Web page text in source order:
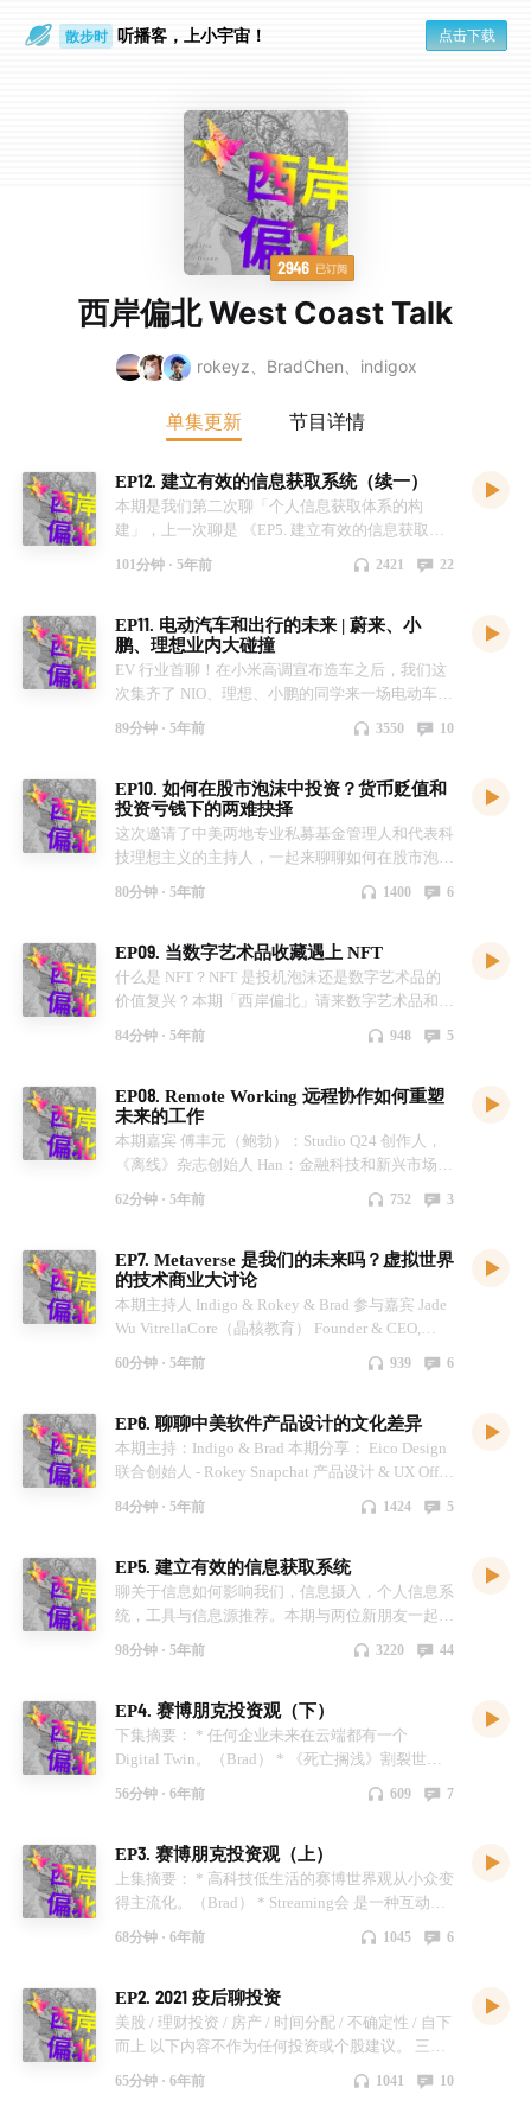
散步时 听播客，上小宇宙！ 点击下载
2946 已订阅
西岸偏北 West Coast Talk
rokeyz、BradChen、indigox
单集更新 节目详情
EP12. 建立有效的信息获取系统（续一）
本期是我们第二次聊「个人信息获取体系的构
建」，上一次聊是 《EP5. 建立有效的信息获取系
主持人： Indigo & Rokey & Brad 本期嘉宾（排名
队Futureform 创始人，关注AI， 工具产品及创新
文化。 https://www.futureform.co/
https://twitter.com/Liu_Mengxi * Conan：参与和投
资过多个创业公司的技术从业者，喜欢琢磨产品和
读书。 https://twitter.com/ConanChou） 也是“透明
盒子计划”（https://twitter.com/ReadThinkShare）
的信息获取方式，信息消化流程。 00:24:25 信息
判定的四个角度。 00:37:47 内容过载，需要发现
对自己重要的命题。 00:40:44 人类的Attention
Span & Brain Drain。 00:49:04 Literatures notes,
Permanent notes, Evergreen Notes。 01:05:20 现实
要： @Conan * 需要决策的不自动化 * Brain
Attation Span 脑力流失假说：人类大部分时间都是
信息过载的，所以进化出来一种对信息排优的能
力，长期优先级信息会优先级更高 * Analog记录
notes自己的思想 Digital * 把书去光环化，把看书
当成看博客，碎片时间，不用看完 @Andy * 做减
法，比如Twitter List * 好的文章打印出来，屏幕信
息不容易专注 @Brad * 信息质量>相关性>时效性 *
留出足够的时间给最重要的主题 * 发现内容的节
明白一点 * 信息获取太功利了，容易痴迷于抽象
@Indigo * 信息判定的四个角度：来源，目的，价
值，限制 @Rokey Zhang * 分析信息属性：观点，
事实 * 明确信息主题：收集信息的目的性
101分钟 · 5年前 2421 22
EP11. 电动汽车和出行的未来 | 蔚来、小
鹏、理想业内大碰撞
EV 行业首聊！在小米高调宣布造车之后，我们这
次集齐了 NIO、理想、小鹏的同学来一场电动车和
于欣烈：蔚来商业研究业务负责人，前理想，前特
监，前宝马i系列市场。 * Rocky Liu：小鹏汽车互
联网中心副总经理。 主持人： Indigo & Rokey &
Brad 现场交流记录：（在部分播客App中可以点击
直接跳转到对应时间点） * 00:00:00 嘉宾介绍 *
00:11:06 小米的进入，是不是意味着电动汽车进
入类似电脑、安卓手机的组装时代了？ * 00:18:40
义汽车，Tesla 机器人超级工厂，架构是否会出现
最优解？ * 00:23:59 自动驾驶、应用场景和未来
交通系统 * 00:56:31 面向AI和人协同的系统设计 *
01:02:39 电动车和燃油车在安全性方面的比较 *
01:13:16 未来在汽车领域的操作系统和硬件之间
嘉宾推荐书籍： * 1. 于欣烈： 《像火箭科学家一
样思考》（Think Like a Rocket Scientist） * 2.
Simon： 推荐一本书，我最近天天看。冈岛二人
《克莱因壶》，是一部科幻小说。 * 3. 李根：《自
动时代：无人驾驶重塑世界》（Autonomy），讲
融。《与机器人共舞》也不错，普利策得主约翰·
马尔科夫写的，他是第一个报道自动驾驶的记者
听众参与观点精选（未录音）： Sean： * 自动驾
驶要考虑到各国的政策原因 Alice： * 卡车司机是
一个庞大的群体，但目前还有人力缺口，自动驾驶
测绘资质的公司地图测绘，导致Tesla的自动驾驶
能力受限 Jade： * 用户安全性角度，感应器是否
需要更多冗余？ * Rocky Liu：很长时间内都需要
大量的冗余，同时需要更多的算力 * 电车里程焦虑
成本/密度/安全性的平衡，可能会停在700-800公
里一段时间。环境市场决定解决方案，理想/小鹏/
蔚来各自有自己的解决方案 * Simon：目前液态电
池能量密度已经基本达到瓶颈，固态电池无法低价
型私营企业？ * Xinlie：Tesla已经开始做这种模
式，Boring Company * Laura：PPP模式政府与大
企业合营，京港地铁（四号线特许经营项目）就是
港铁和北京市政府合营的例子，自动驾驶下每一个
人都是乘客 Zane: * 从最早中国积极引入Tesla，
国市场做到，5-10年后Tesla还会是中国的老大
吗？ * Simon：国内的理想/小鹏是现有了自己的供
应链，和Tesla没有关系。一年乘用车中国2000万
台，电动车目前还只占中国年销量的2%，市场还
远远没有开始 * Avin：中国的产业链早已非常成
活了非常多的供应链，也可能是Tesla的一个路
径。 Avin： * 换电影响车的结构设计，快充技术
也在快速进步，电网负载 Xinlie： * 蔚来可充可换
场，不同的技术路线都可以被接纳。原来蔚来第一
89分钟 · 5年前 3550 10
EP10. 如何在股市泡沫中投资？货币贬值和
投资亏钱下的两难抉择
这次邀请了中美两地专业私募基金管理人和代表科
技理想主义的主持人，一起来聊聊如何在股市泡沫
期嘉宾： * 李振：国内私募基金经理 从业15年 投
交易和五年硅谷风险投资经验，现驻硅谷从事职业
美股交易和初创企业投资 主持人： Brad & Indigo
& Rokey 现场交流记录： * 00:04:40 最难的市场
（Li Zhen) * 00:09:15 只要形成一个自己的交易系
（Liang） * 00:11:18 金融投资实际上可能也快要
过时了....接下来会有很多像现在这种 social
trading。（Li Zhen) * 00:19:28 2020年非常特殊，
2021年的下跌属于比较正常回调动作。（Liang）
* 00:22:40 市场出现了巨大的分歧，其实是引发这
次 correction 的原因（Li Zhen) * 00:30:48 科技股
后 2017 年就是一个单边的牛市，所有的成长股都
成长起来了。（Liang） * 00:32:28 从更长期来
看，比如1981-1998年，以及2001-2009年，纳斯
达克综合指数和S&P 500，这两个指数的成长性基
本是一样的。2010年开始的科技股增长分叉会被
去界定。广播公司曾经是很有影响力的，价值股和
科技股是相互转化的。（Li Zhen) * 00:42:01 过去
十年涉及社交媒体已经成长到能够影响我们所有的
方面，政治经济，生活思想都会影响。（Indigo）
* 00:44:15 社交网络的影响我其实我越来越觉得非
交网络的影响，成为一个接下来的金融显学。（Li
Zhen) * 00:48:42 这边看Twitter，那边Robinhood
下单，信息流动和交易摩擦极小。（rokey） *
00:53:12 早期交易员他们看的卡带机type reader，
数据是通过打印机把纸张打出来，想交易只能进入
他们曾经是祖孙三代，后来纳斯达克那个时代电子
化了，他们都疯了。（Liang） * 00:55:00 一个美
国前三大前两大的券商在旧金山的负责人当时有跟
带走。（Liang） * 01:01:39 西耶斯悖论，形成共
好。但公开之后就能替代市场或者是得到理性的结
论，这个其实是我觉得不一定。（Li Zhen) *
01:08:05 人类从二战以后央行系统，他做的唯一
消极悲观的一个看法就是我觉得会通过战争或者其
有看到别的方式。（Liang） * 01:09:25 Cash is
King...钱肯定是越来越不值钱，但子弹一定要有，
比如可以buy the dip。（Liang） * 01:14:55 当时
都觉得什么事都没发生，这个时候情绪上的安抚还
80分钟 · 5年前 1400 6
EP09. 当数字艺术品收藏遇上 NFT
什么是 NFT？NFT 是投机泡沫还是数字艺术品的
价值复兴？本期「西岸偏北」请来数字艺术品和加
后） * 张墨涵 Facebook libra 项目组工程师（硅
术品 Dealer（瑞典） * 王博 Nervos 生态项目
Nervina Labs CEO * 曹力 Nervina CTO 主持人 Brad
& Indigo & Rokey 现场议题记录 * 00:00:00 嘉宾
介绍 * 00:08:37 什么是NFT？简述NFT的技术机制
及行业近期发展 * 00:11:26 FB Diem、Flow 和
NFT (Mohan) * 00:18:56 Nervina Labs 如何降低
NFT生态里面的位置 (Brad) * 00:25:50 NFT 的安全
性和价值 (Ader & Mohan) * 00:29:56 如何看待NFT
化的数字艺术品的价值？传统艺术市场和NFT对
比。(John, Ader, Cipher) * 00:54:37 Artand 等在线
平台对艺术品交易的脱媒，画廊和经纪人对于艺术
术推动艺术的介质和形态变化，NFT 可能是数字
资产在社交虚拟网络的存在方式 (Indigo) *
01:09:32 展望NFT的发展前景或者泡沫破灭时间
书籍推荐： * Yuval Noah Harari《21世纪的21堂
Indigo：《为什么佛学是真的》 * Rebeca ：石黑
一雄《克拉拉与太阳》 * 听众：《人间处方》 *
Mohan：《The Sovereign Individual》 * John：
《现代艺术150年》 * Cipher：《想象的共同体》
听众参与讨论 Jole（Starcoin公链开发者） 100万
槛降低。NFT 如何解决收藏数字艺术品、价值发
现、创作者持续分成的问题？ * Cipher：需要有一
个值得信任的链（3-5年）才能值得信赖，目前只
能是BTC符合 * Mohan：可能会有大量资本转移到
一个链（甚至可能是Bitcoin），但会有多链并存 *
Haoyu（硅谷工程师）NFT处于早期，如何投资？
如何鉴定艺术品的修改？ - Jole：无解，只能通过
社区共识，NFT是个凭据，链与法律的结合
角度去解决所有权和经济价值的 * 另一个角度：
艺术家的创作行为 * Cipher：NFT购买的不是艺术
品本身，买的是艺术品上链的行为 Pearl（培训机
构创始人） * 数字艺术品是只存在于数字空间的艺
数字媒介艺术家更容易上发行，策展人、中间人帮
84分钟 · 5年前 948 5
EP08. Remote Working 远程协作如何重塑
未来的工作
本期嘉宾 傅丰元（鲍勃）：Studio Q24 创作人，
《离线》杂志创始人 Han：金融科技和新兴市场
Indigo 现场议题记录 * 00:03:32 远程工作对效率
大，但从社交会面角度变得更方便（Rokey） *
00:08:30 新问题还需要当面，定义明确的问题线
上效率更高（Han） * 00:09:24 疫情期间组织了线
上田野调查，建立了线上的虚拟场所（Bob） *
00:13:39 远程工作使每个人的交付更清晰，个人
时间更量化（Brad） * 00:15:58 会因为员工不适
inclusive包容性工作环境（Han） * 00:22:01 不接
受公司的办公方式，可以把公司炒掉（Bob） *
00:22:27 公司与孩子课外班发现全远程与混合远
程的差异性（Brad，Rokey） * 00:33:20 目前所投
资的创业者都是现实中没见过面的，远程效率更高
00:42:31 一个极端的远程协作案例（Bob） *
00:46:09 同步与异步有不同的思维与协作方式
（Han） * 00:48:07 Base Camp 2010年前已经全部
使用后还可以回得去原来办公方式吗？ * 00:52:27
00:53:46 人自由后怎么能回得去？（Brad） *
00:57:20 远程是必然，但需要从现实中学习如何
补全缺失的部分 （Bob） * 01:00:30 远程工作对
半场分享记录 * 嘉宾发言精选 * 远程如何建立团队
best practice，知识库的工具化，推荐
knowyourteam.com * Han：Google 内部积累了大
量team building的best practice和文档 * 远程工作
理、敏感数据只存储在企业云端 * Zane（Amazon
的时区也能work。social 对于团队的归属感建立，
以及士气很重要，但无主题social 特别难做。也许
未来VR等虚拟技术会改善这点。 * Indigo：公司
Han：每个人有个VR的meetup * Rokey：spacial
62分钟 · 5年前 752 3
EP7. Metaverse 是我们的未来吗？虚拟世界
的技术商业大讨论
本期主持人 Indigo & Rokey & Brad 参与嘉宾 Jade
Wu VitrellaCore（晶核教育） Founder & CEO,
发起人之一 Pearl Chen VitrellaCore（晶核教育）
妃 嘉宾交流（上半场） * 02:45 游戏开发和游戏引
擎行业的介绍 - Jade * 05:51 什么是 Metaverse -
Indigo & Pearl * 08:20 微软 flight simulator 游戏场
Clubhouse 中“大清”Room 也是某种概念的
我们会分成几个层级来讨论，第一是硬件层，第二
是中间层，也就是软件层，比如各种引擎之类的，
第三是应用层，比如游戏还有其它各种形式的应用
商业的影响- Indigo * 14:35 Metaverse 现阶段的表
“云游戏”和 Streaming 体验的探讨 - Indigo &
Rokey * 22:27 现在硬件厂商的实验室能力和游戏
体验模式的未来 - Jade * 25:32 游戏引擎再游戏行
外 Metaverse 对参与者的连接与互动的重要性 -
的 AI 能力（GTA5，GPT-3）- Indigo & Jade *
36:08 游戏引擎中的各种技术实现，例如物理引
擎、光线追踪等等 - Jade & Indigo * 41:40 除了游
景？- Rokey & Brad * 47:35 数字孪生（Digital
Metaverse 实现 - Indigo & Brad * 54:28
MetaHuman 和虚拟偶像 - Jade & Pearl * 58:43 全场
交流总结 - Indigo 听众发言（下半场）为了保护隐
人 Matthew Ball 的观点 * 实时性 * 同步性 * 独立
60分钟 · 5年前 939 6
EP6. 聊聊中美软件产品设计的文化差异
本期主持：Indigo & Brad 本期分享： Eico Design
联合创始人 - Rokey Snapchat 产品设计 & UX Offer
Microsoft Teams 产品设计 Fang Yang； **- 00:00
简介 ** **话题一：中美产品设计上是否存在差
异？具体是什么？ ** 09:30：美国为什么看不到国
内很流行的开屏广告（于航） 09:30：为什么海外
16:09：facebook，twitter 产品更新非常关心社会
方低语境文化对产品的影响（Andy） 21:34：对比
Tiktok、微博的广告投放平台也有明显差异（于航
& Indigo） 23:17：产品设计可以分为产品结构和
和 Spotify 的体验差异（Fang） 26:59：中美产品
美，ToB 尤其是 SaaS 落后较多（Brad） **话题
二：哪些原因造成中美产品设计的差异？ **
33:20：国内产品经理要考虑很多商业逻辑，北美
35:28：到底谁说了算？产品决策机制的差异
计师的想法被老板认可（于航） 38:31：ToB 和
ToC 产品中设计师的定位完全不同（于航）
42:36：国内公司的业务导向性极强，北美对与技
队曾经给比尔盖茨汇报 QQ 的产品设计，被他评
84分钟 · 5年前 1424 5
EP5. 建立有效的信息获取系统
聊关于信息如何影响我们，信息摄入，个人信息系
统，工具与信息源推荐。本期与两位新朋友一起录
UX Offer 创始人于航 * FutureForm 创始人刘梦溪
Effect，时间是最好的筛选器 * 对 buzz word 保持
警惕，克服 FOMO * 先建立核心素养，多阅读经
典 * 主动获取>被动接受，围绕问题展开，同时阅
facts（事实、数据） 和 opinion（观点、情绪） 工
插件） * readwise.io （全能摘录聚合工具） *
roamresearch.com （网络思维的笔记工具）
Indigo： * 2005年是博主推荐→现在是系统推荐 *
能收藏，每几天整理 * 把信息获取分三种状态 * 1/
息源推荐： * Apple Note * 系统收藏夹 * Pocket
Spell： * 社交产品都希望创造 infinite loop * 更在
意信息的深度，帮助验证和消化信息 * 信息不只是
虑，不如说要信息共情 * 要有自己的一套对信息的
98分钟 · 5年前 3220 44
EP4. 赛博朋克投资观（下）
下集摘要： * 任何企业未来在云端都有一个
Digital Twin。（Brad） * 《死亡搁浅》割裂世界
已经生活在隔离的网络世纪。（Brad） * 出圈的产
（Rokey） * 赛博朋克世界中最好的情况不会在现
实发生，最差的也不会发生。（Brad） * 人的服务
+算法技术合作服务于重要决策。（Rokey） * 疫
造了大量的零工经济库存供给。（Rokey） * 网络
（Brad） * 工程师每次看老代码都是一堆垃圾。
（Indigo） * 设计行业中的涌现效应多于累计的效
应。（Rokey） * 市场环境好的时候用超级公司赚
雅图最酷的创业公司。（Rokey） 全篇大纲： 1.
56分钟 · 6年前 609 7
EP3. 赛博朋克投资观（上）
上集摘要： * 高科技低生活的赛博世界观从小众变
得主流化。（Brad） * Streaming会 是一种互动的
（Indigo） * Youtube 就是未来的Google。
东西都会指数级发展。（Indigo） * 基因科技对人
来说就是新的平台。（Indigo） * 眼镜可能是人类
最早的AR设备，视觉带宽信息挤压了人类其他器
集，但也许未来Iot是对手机的解构过程。
68分钟 · 6年前 1045 6
EP2. 2021 疫后聊投资
美股 / 理财投资 / 房产 / 时间分配 / 不确定性 / 自下
而上 以下内容不作为任何投资或个股建议。 三个
微博，就跟着买了Facebook，腾讯 * Brad 巴黎来
65分钟 · 6年前 1041 10